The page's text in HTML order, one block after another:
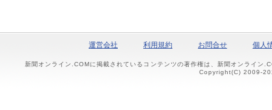
運営会社 利用規約 お問合せ 個人
新聞オンライン.COMに掲載されているコンテンツの著作権は、新聞オンライン
Copyright(C) 2009-